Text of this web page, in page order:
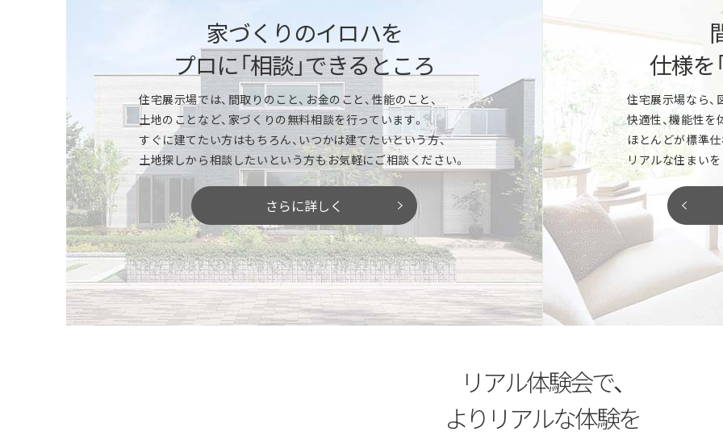
家づくりのイロハを
プロに「相談」できるところ
住宅展示場では、間取りのこと、お金のこと、性能のこと、
土地のことなど、家づくりの無料相談を行っています。
すぐに建てたい方はもちろん、いつかは建てたいという方、
土地探しから相談したいという方もお気軽にご相談ください。
さらに詳しく
家づくりのスケジュール、ご
家づくりのプロが丁寧にご提案
「いつかは建てた
マイホーム実現までのスケジ
家の性能はどこが違う？などな
お気軽にご相談ください。
「土地探しから相
夢のマイホームを建てるには
家づくりのプロとして、最良
仕様を
住宅展示場なら
快適性、機能性を
ほとんどが標準
リアルな住まい
ータだけではわかりにくい快適性を実感できます。
「標準仕様」を体感
特別感のあるモデルハウスも、一条ならほとんどが「標準仕様」。キッチン、洗面
所、浴室、トイレ、収納やインテリア、外壁など気になるアイテムをまとめてご覧
ください。機能性、デザイン性、カラーやサイズなど、新しい暮らしをイメージ
いただけます。※商品により標準仕様は異なります。
「間取りや広さ」を体感
空間の広がりや奥行き感、部屋と部屋のつながりなど、図面や写真だけではわか
りにくい広さや間取り、動線などをご体感いただけます。椅子や床に座ったり、
部屋と部屋を行き来したり、ご家族でじっくり確認して、新しい住まいのヒント
を見つけてください。
リアル体験会で、
よりリアルな体験を